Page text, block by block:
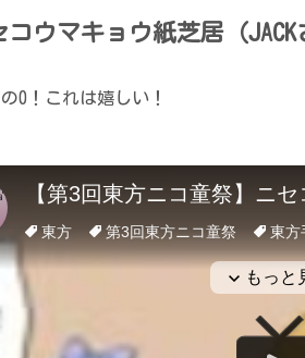
コウマキョウ紙芝居（JACK
0！これは嬉しい！